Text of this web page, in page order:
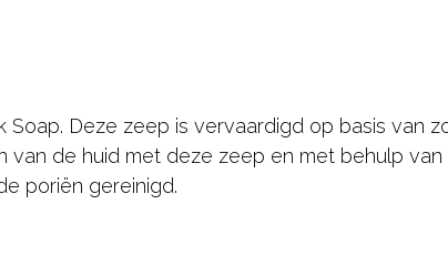
Deze zeep is vervaardigd op basis van
de huid met deze zeep en met behulp van
poriën gereinigd.